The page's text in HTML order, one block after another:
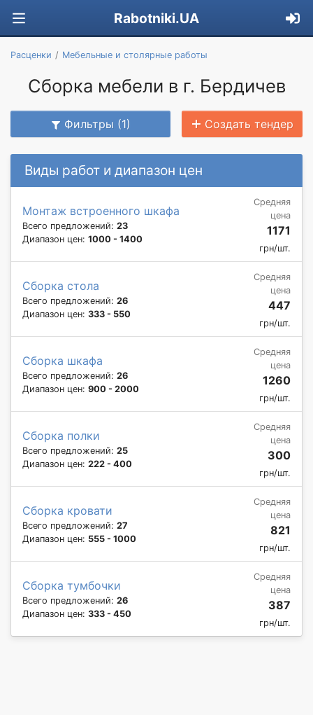
Rabotniki.UA
Расценки Мебельные и столярные работы
Сборка мебели в г. Бердичев
Фильтры (1) Создать тендер
Виды работ и диапазон цен
Монтаж встроенного шкафа
Всего предложений: 23
Диапазон цен: 1000 - 1400
Средняя
цена
1171
грн/шт.
Сборка стола
Всего предложений: 26
Диапазон цен: 333 - 550
Средняя
цена
447
грн/шт.
Сборка шкафа
Всего предложений: 26
Диапазон цен: 900 - 2000
Средняя
цена
1260
грн/шт.
Сборка полки
Всего предложений: 25
Диапазон цен: 222 - 400
Средняя
цена
300
грн/шт.
Сборка кровати
Всего предложений: 27
Диапазон цен: 555 - 1000
Средняя
цена
821
грн/шт.
Сборка тумбочки
Всего предложений: 26
Диапазон цен: 333 - 450
Средняя
цена
387
грн/шт.